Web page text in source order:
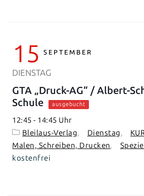
15 SEPTEMBER
DIENSTAG
GTA „Druck-AG“ / Albert-
Schule
ausgebucht
12:45 - 14:45
Bleilaus-Verlag
Dienstag
Malen, Schreiben, Drucken
kostenfrei